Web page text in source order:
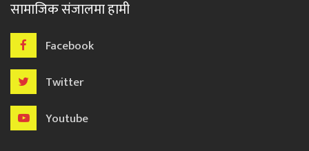
सामाजिक संजालमा हामी
Facebook
Twitter
Youtube